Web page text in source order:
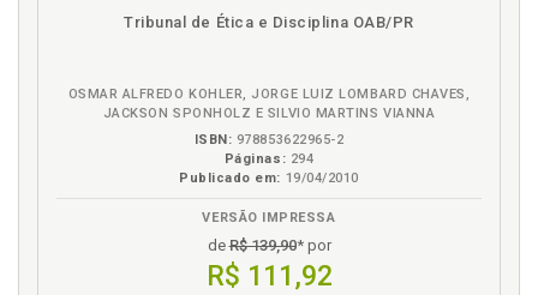
Tribunal de Ética e Disciplina OAB/PR
OSMAR ALFREDO KOHLER, JORGE LUIZ LOMBARD CHAVES,
JACKSON SPONHOLZ E SILVIO MARTINS VIANNA
ISBN: 978853622965-2
Páginas: 294
Publicado em: 19/04/2010
VERSÃO IMPRESSA
deR$ 139,90* por
R$ 111,92